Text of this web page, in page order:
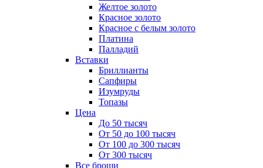
Желтое золото
Красное золото
Красное с белым золото
Платина
Палладий
Вставки
Бриллианты
Сапфиры
Изумруды
Топазы
Цена
До 50 тысяч
От 50 до 100 тысяч
От 100 до 300 тысяч
От 300 тысяч
Все броши